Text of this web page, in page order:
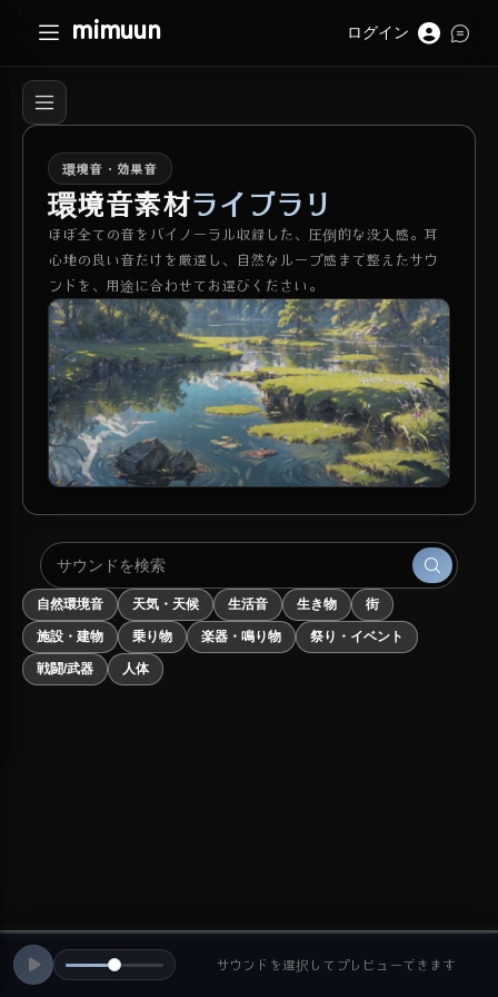
環境音・効果音
環境音素材ライブラリ
ほぼ全ての音をバイノーラル収録した、圧倒的な没入感。耳
心地の良い音だけを厳選し、自然なループ感まで整えたサウ
ンドを、用途に合わせてお選びください。
自然環境音 天気・天候 生活音 生き物 街
施設・建物 乗り物 楽器・鳴り物 祭り・イベント
戦闘/武器 人体
サウンドを選択してプレビューできます
mimuun ログイン